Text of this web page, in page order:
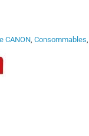
CANON ,Consommables